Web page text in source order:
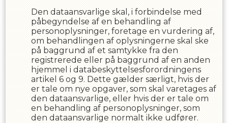
Den dataansvarlige skal, i forbindelse med
påbegyndelse af en behandling af
personoplysninger, foretage en vurdering af,
om behandlingen af oplysningerne skal ske
på baggrund af et samtykke fra den
registrerede eller på baggrund af en anden
hjemmel i databeskyttelsesforordningens
artikel 6 og 9. Dette gælder særligt, hvis der
er tale om nye opgaver, som skal varetages af
den dataansvarlige, eller hvis der er tale om
en behandling af personoplysninger, som
den dataansvarlige normalt ikke udfører.